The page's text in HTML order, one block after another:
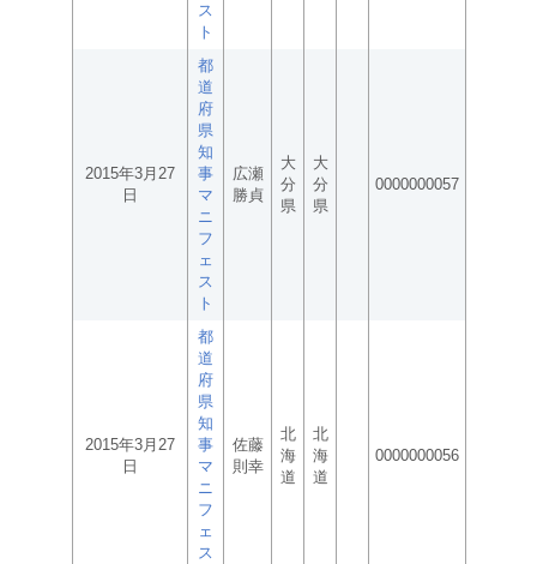
ス
ト
2015年3月27
日
都
道
府
県
知
事
マ
ニ
フ
ェ
ス
ト
広瀬
勝貞
大
分
県
大
分
県
0000000057
2015年3月27
日
都
道
府
県
知
事
マ
ニ
フ
ェ
ス
佐藤
則幸
北
海
道
北
海
道
0000000056